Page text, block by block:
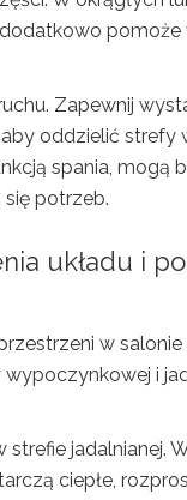
pomoże
Zapewnij
aby oddzielić
spania, mogą
potrzeb.
układu i
w salonie
i
jadalnianej.
ciepłe,